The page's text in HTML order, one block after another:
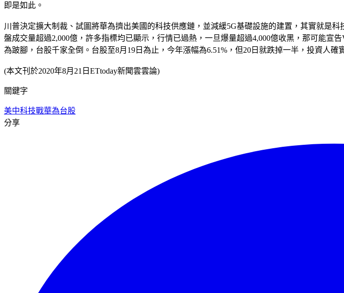
即是如此。
川普決定擴大制裁、試圖將華為擠出美國的科技供應鏈，並減緩5G基礎設施的建置，其實就是
盤成交量超過2,000億，許多指標均已顯示，行情已過熱，一旦爆量超過4,000億收黑，那可能
為跛腳，台股千家全倒。台股至8月19日為止，今年漲幅為6.51%，但20日就跌掉一半，投資人確
(本文刊於2020年8月21日ETtoday新聞雲雲論)
關鍵字
美中科技戰華為台股
分享